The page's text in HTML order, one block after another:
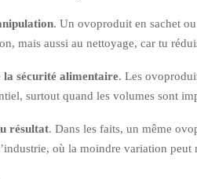
. Un ovoproduit en sachet
mais aussi au nettoyage, car tu
la sécurité alimentaire. Les
surtout quand les volumes sont
résultat. Dans les faits, un même
où la moindre variation